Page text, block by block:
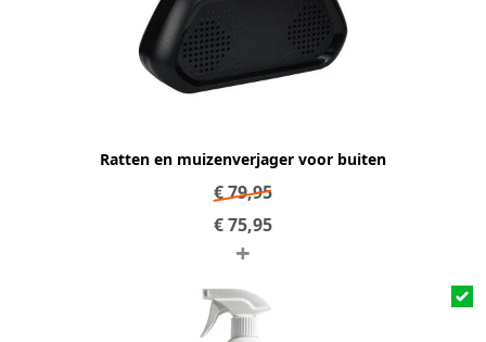
Ratten en muizenverjager voor buiten
€79,95
€75,95
+